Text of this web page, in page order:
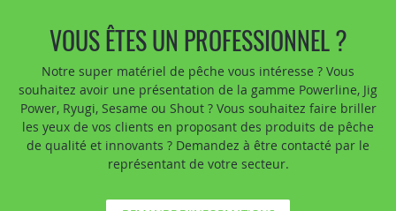
VOUS ÊTES UN PROFESSIONNEL ?
Notre super matériel de pêche vous intéresse ? Vous
souhaitez avoir une présentation de la gamme Powerline, Jig
Power, Ryugi, Sesame ou Shout ? Vous souhaitez faire briller
les yeux de vos clients en proposant des produits de pêche
de qualité et innovants ? Demandez à être contacté par le
représentant de votre secteur.